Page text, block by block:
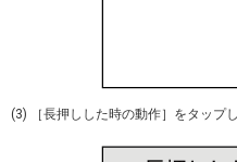
(3) ［長押しした時の動作］をタップし